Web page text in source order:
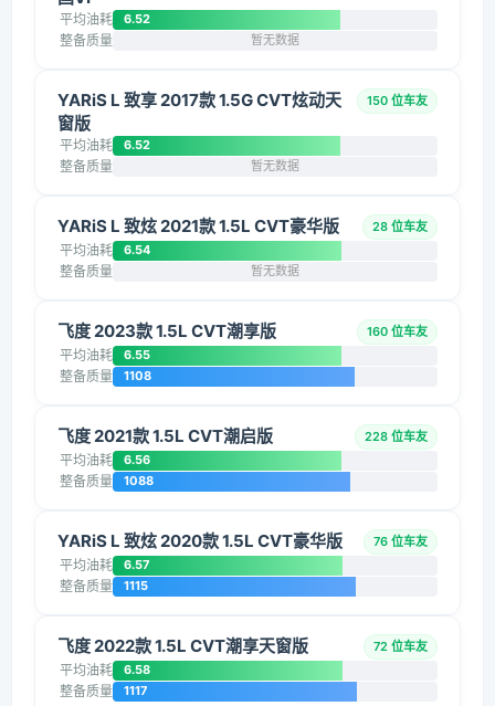
平均油耗 6.52
整备质量 暂无数据
YARiS L 致享 2017款 1.5G CVT炫动天
窗版
150 位车友
平均油耗 6.52
整备质量 暂无数据
YARiS L 致炫 2021款 1.5L CVT豪华版 28 位车友
平均油耗 6.54
整备质量 暂无数据
飞度 2023款 1.5L CVT潮享版 160 位车友
平均油耗 6.55
整备质量 1108
飞度 2021款 1.5L CVT潮启版 228 位车友
平均油耗 6.56
整备质量 1088
YARiS L 致炫 2020款 1.5L CVT豪华版 76 位车友
平均油耗 6.57
整备质量 1115
飞度 2022款 1.5L CVT潮享天窗版 72 位车友
平均油耗 6.58
整备质量 1117